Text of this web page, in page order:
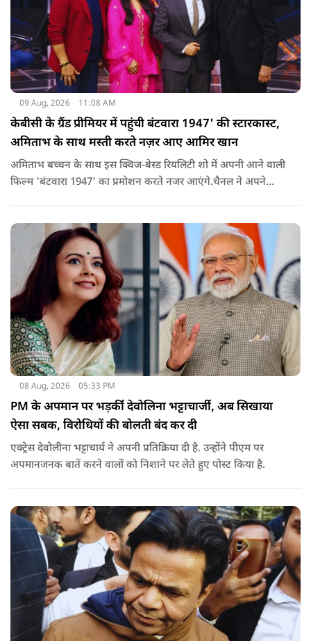
09 Aug, 2026 11:08 AM
केबीसी के ग्रैंड प्रीमियर में पहुंची बंटवारा 1947' की स्टारकास्ट,
अमिताभ के साथ मस्ती करते नज़र आए आमिर खान
अमिताभ बच्चन के साथ इस क्विज-बेस्ड रियलिटी शो में अपनी आने वाली
फिल्म 'बंटवारा 1947' का प्रमोशन करते नजर आएंगे.चैनल ने अपने
दिख रहे हैं.
08 Aug, 2026 05:33 PM
PM के अपमान पर भड़कींं देवोलिना भट्टाचार्जी, अब सिखाया
ऐसा सबक, विरोधियों की बोलती बंद कर दी
एक्ट्रेस देवोलीना भट्टाचार्य ने अपनी प्रतिक्रिया दी है. उन्होंने पीएम पर
अपमानजनक बातें करने वालों को निशाने पर लेते हुए पोस्ट किया है.